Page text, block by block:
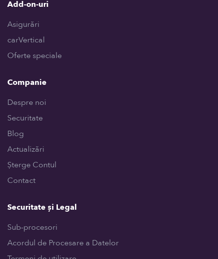
Add-on-uri
Asigurări
carVertical
Oferte speciale
Companie
Despre noi
Securitate
Blog
Actualizări
Șterge Contul
Contact
Securitate și Legal
Sub-procesori
Acordul de Procesare a Datelor